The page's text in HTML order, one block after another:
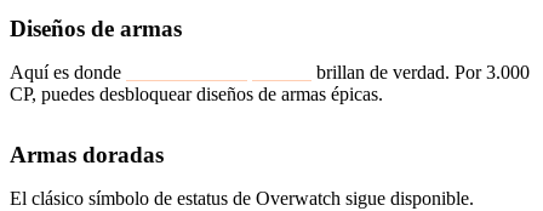
Diseños de armas
Aquí es donde
brillan de verdad. Por 3.000
CP, puedes desbloquear diseños de armas épicas.
Armas doradas
El clásico símbolo de estatus de Overwatch sigue disponible.